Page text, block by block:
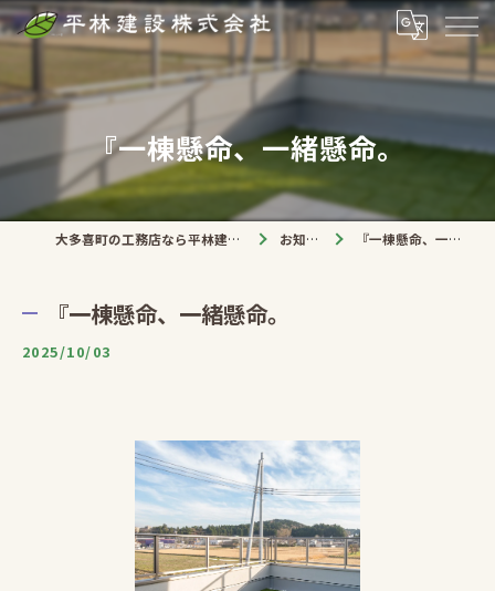
『一棟懸命、一緒懸命。
大多喜町の工務店なら平林建設株式会社 お知らせ 『一棟懸命、一緒懸命。
『一棟懸命、一緒懸命。
2025/10/03